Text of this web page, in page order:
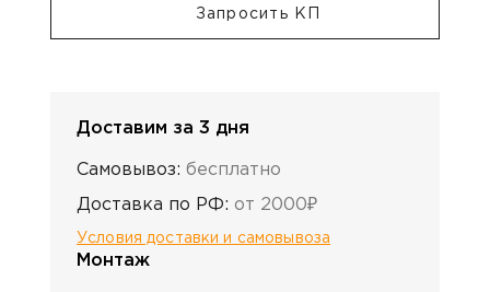
Запросить КП
Доставим за 3 дня
Самовывоз: бесплатно
Доставка по РФ: от 2000₽
Условия доставки и самовывоза
Монтаж